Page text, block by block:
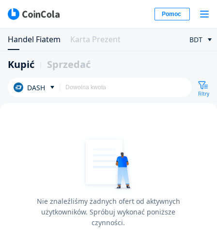
Pomoc
Handel Fiatem Karta Prezent BDT
Kupić Sprzedać
DASH
Filtry
Nie znaleźliśmy żadnych ofert od aktywnych
użytkowników. Spróbuj wykonać poniższe
czynności.